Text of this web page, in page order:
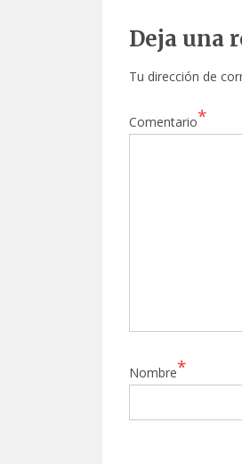
Deja una
Tu dirección de
Comentario*
Nombre*